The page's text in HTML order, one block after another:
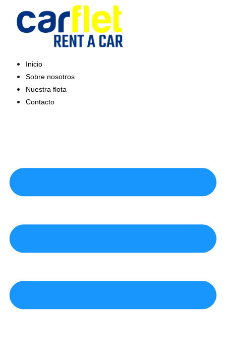
contenido
Inicio
Sobre nosotros
Nuestra flota
Contacto